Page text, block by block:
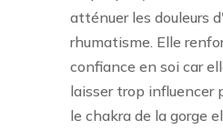
atténuer les douleurs
rhumatisme. Elle
confiance en soi car
laisser trop influencer
le chakra de la gorge